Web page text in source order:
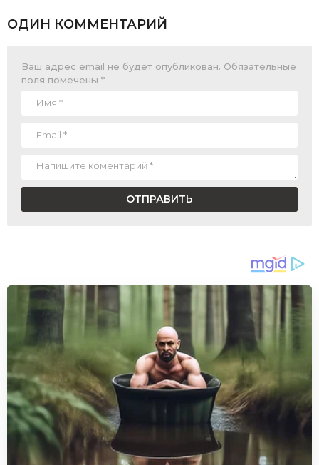
ОДИН КОММЕНТАРИЙ
Ваш адрес email не будет опубликован. Обязательные
поля помечены *